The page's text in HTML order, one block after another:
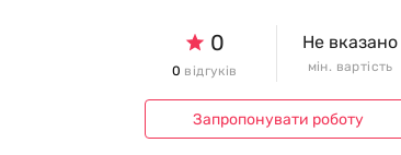
0
0 відгуків
Не вказано
мін. вартість
Запропонувати роботу